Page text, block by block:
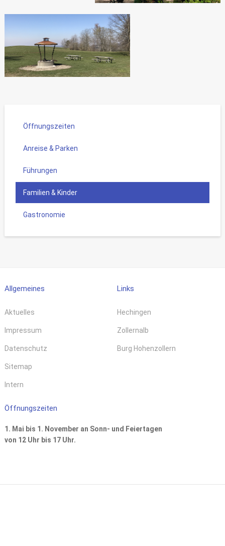
Öffnungszeiten
Anreise & Parken
Führungen
Familien & Kinder
Gastronomie
Allgemeines
Aktuelles
Impressum
Datenschutz
Sitemap
Intern
Links
Hechingen
Zollernalb
Burg Hohenzollern
Öffnungszeiten
1. Mai bis 1. November an Sonn- und Feiertagen
von 12 Uhr bis 17 Uhr.